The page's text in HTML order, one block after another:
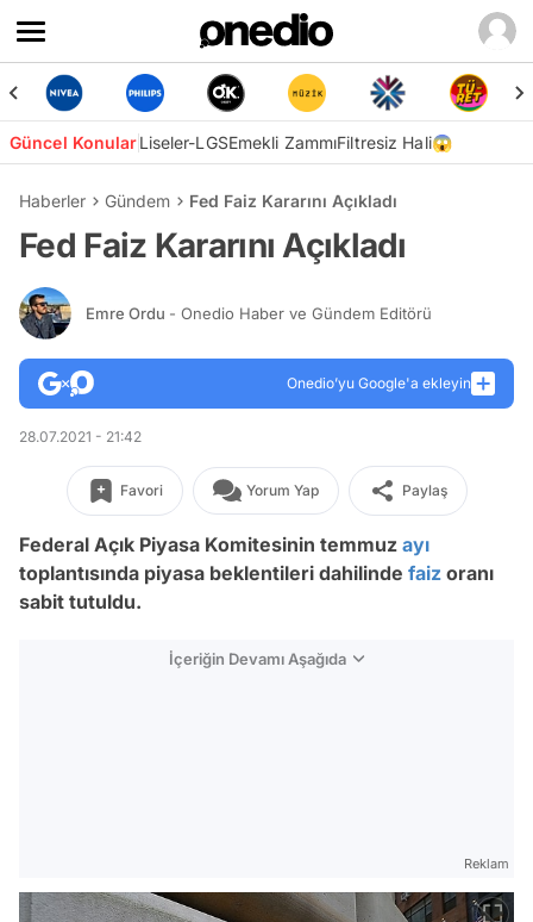
Güncel KonularLiseler-LGSEmekli ZammıFiltresiz Hali😱
Haberler Gündem Fed Faiz Kararını Açıkladı
Fed Faiz Kararını Açıkladı
Emre Ordu - Onedio Haber ve Gündem Editörü
Onedio’yu Google'a ekleyin
28.07.2021 - 21:42
Favori Yorum Yap Paylaş
Federal Açık Piyasa Komitesinin temmuz ayı
toplantısında piyasa beklentileri dahilinde faiz oranı
sabit tutuldu.
İçeriğin Devamı Aşağıda
Reklam